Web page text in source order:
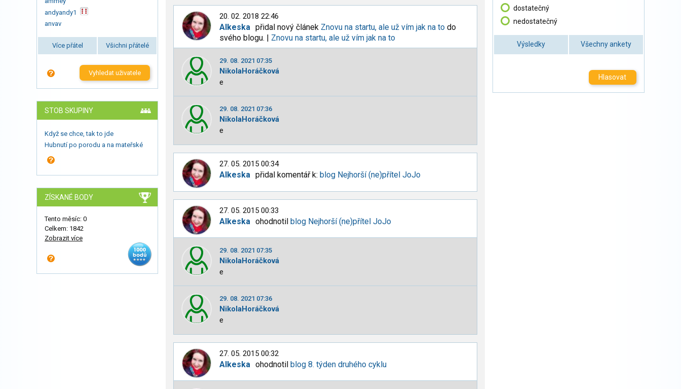
andyandy1
anvav
Více přátel Všichni přátelé
Vyhledat uživatele
STOB SKUPINY
Když se chce, tak to jde
Hubnutí po porodu a na mateřské
ZÍSKANÉ BODY
Tento měsíc: 0
Celkem: 1842
Zobrazit více
20. 02. 2018 22:46
Alkeska přidal nový článek Znovu na startu, ale už vím jak na to do
svého blogu. | Znovu na startu, ale už vím jak na to
29. 08. 2021 07:35
NikolaHoráčková
e
29. 08. 2021 07:36
NikolaHoráčková
e
27. 05. 2015 00:34
Alkeska přidal komentář k:blog Nejhorší (ne)přítel JoJo
27. 05. 2015 00:33
Alkeska ohodnotilblog Nejhorší (ne)přítel JoJo
29. 08. 2021 07:35
NikolaHoráčková
e
29. 08. 2021 07:36
NikolaHoráčková
e
27. 05. 2015 00:32
Alkeska ohodnotilblog 8. týden druhého cyklu
dostatečný
nedostatečný
Výsledky Všechny ankety
Hlasovat